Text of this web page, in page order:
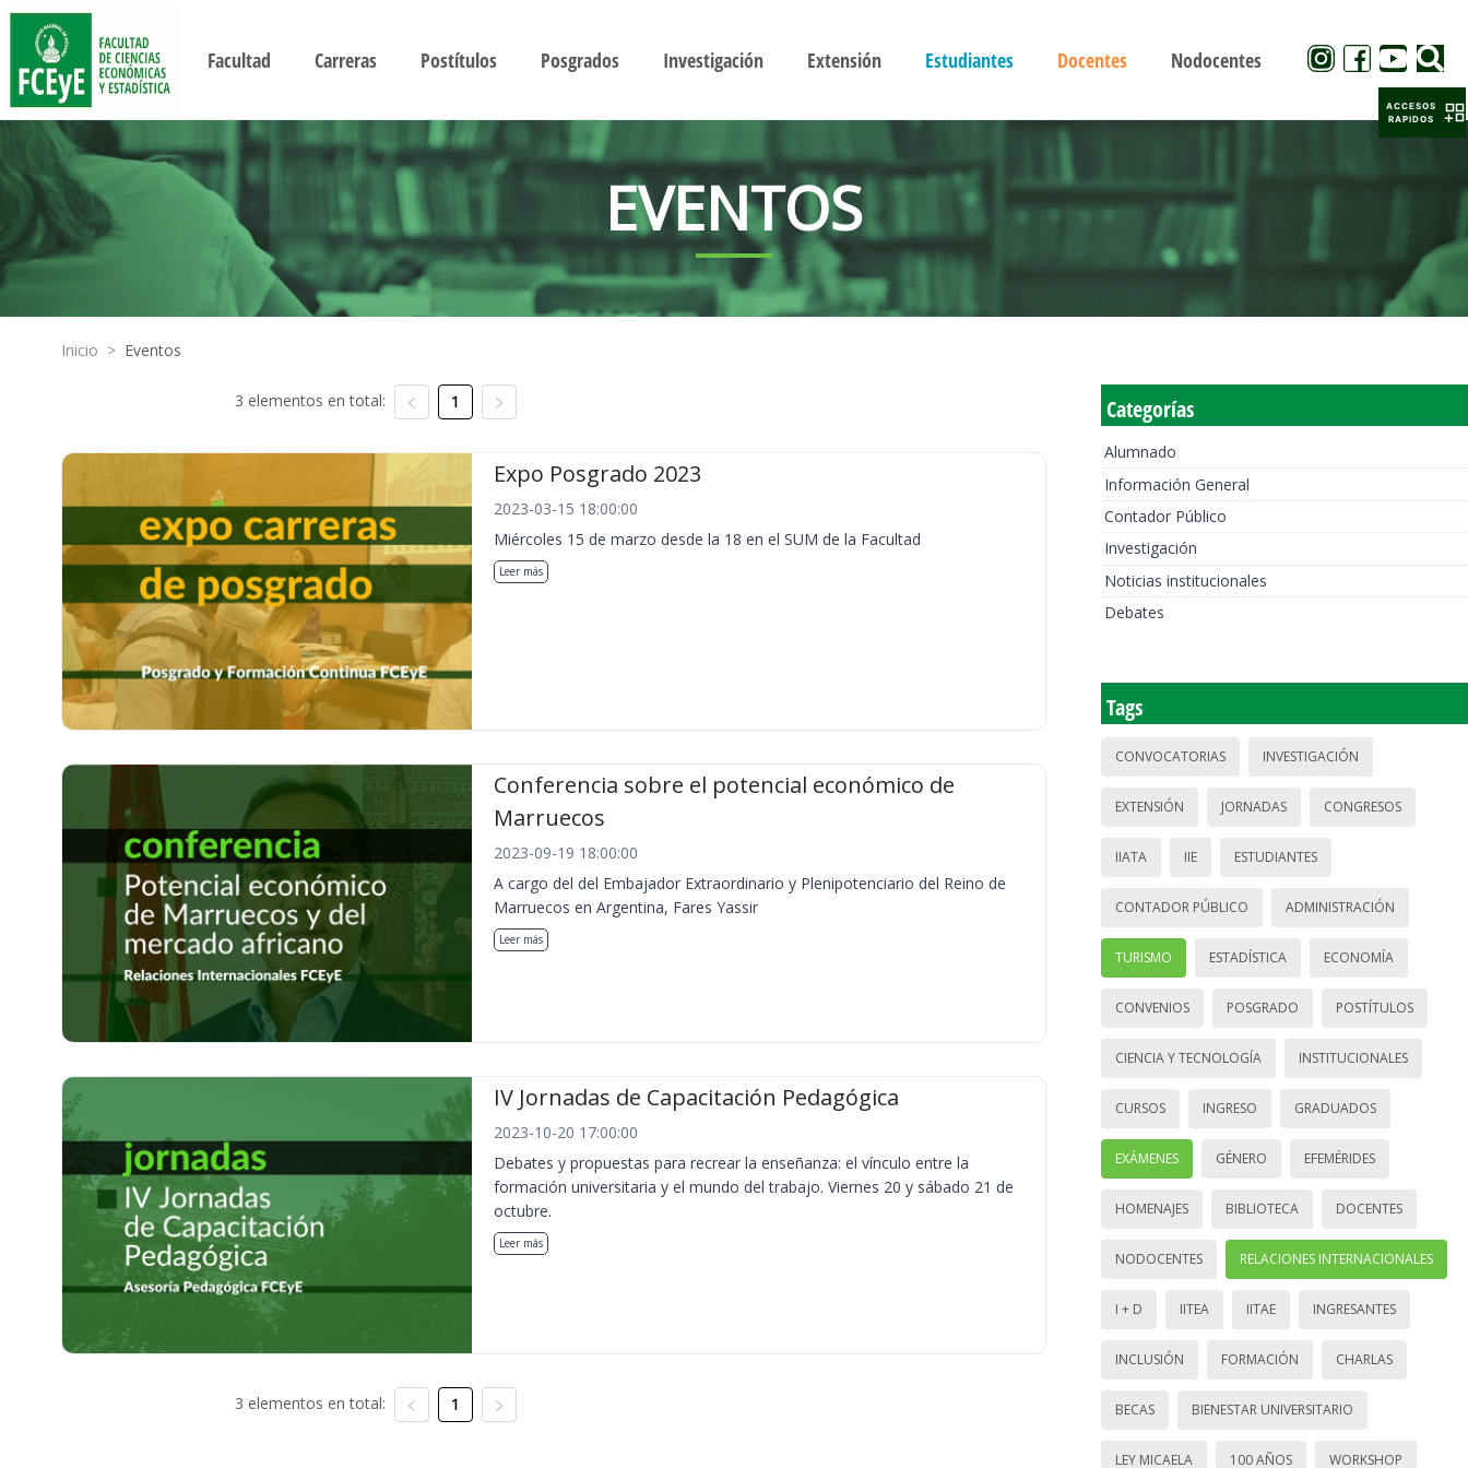
Facultad Carreras Postítulos Posgrados Investigación Extensión Estudiantes Docentes Nodocentes
EVENTOS
Inicio > Eventos
3 elementos en total: 1
Expo Posgrado 2023
2023-03-15 18:00:00
Miércoles 15 de marzo desde la 18 en el SUM de la Facultad
Leer más
Conferencia sobre el potencial económico de
Marruecos
2023-09-19 18:00:00
A cargo del del Embajador Extraordinario y Plenipotenciario del Reino de
Marruecos en Argentina, Fares Yassir
Leer más
IV Jornadas de Capacitación Pedagógica
2023-10-20 17:00:00
Debates y propuestas para recrear la enseñanza: el vínculo entre la
formación universitaria y el mundo del trabajo. Viernes 20 y sábado 21 de
octubre.
Leer más
3 elementos en total: 1
Categorías
Alumnado
Información General
Contador Público
Investigación
Noticias institucionales
Debates
Tags
CONVOCATORIAS INVESTIGACIÓN
EXTENSIÓN JORNADAS CONGRESOS
IIATA IIE ESTUDIANTES
CONTADOR PÚBLICO ADMINISTRACIÓN
TURISMO ESTADÍSTICA ECONOMÍA
CONVENIOS POSGRADO POSTÍTULOS
CIENCIA Y TECNOLOGÍA INSTITUCIONALES
CURSOS INGRESO GRADUADOS
EXÁMENES GÉNERO EFEMÉRIDES
HOMENAJES BIBLIOTECA DOCENTES
NODOCENTES RELACIONES INTERNACIONALES
I + D IITEA IITAE INGRESANTES
INCLUSIÓN FORMACIÓN CHARLAS
BECAS BIENESTAR UNIVERSITARIO
LEY MICAELA 100 AÑOS WORKSHOP
ACCESOS
RAPIDOS